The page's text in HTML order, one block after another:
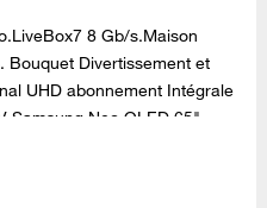
8 Gb/s.Maison
Bouquet Divertissement et
UHD abonnement Intégrale
Samsung Neo QLED 65"
Samsung Dolby Atmos ,Kit
SWA-9500S ,Dolby Atmos.